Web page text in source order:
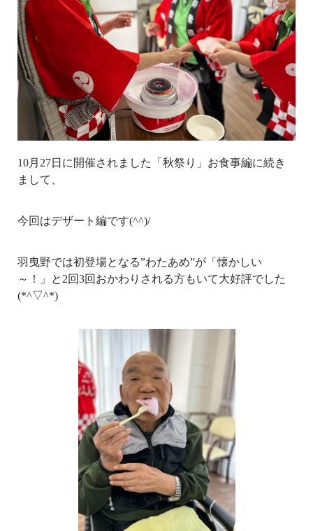
10月27日に開催されました「秋祭り」お食事編に続き
まして、
今回はデザート編です(^^)/
羽曳野では初登場となる”わたあめ”が「懐かしい
～！」と2回3回おかわりされる方もいて大好評でした
(*^▽^*)